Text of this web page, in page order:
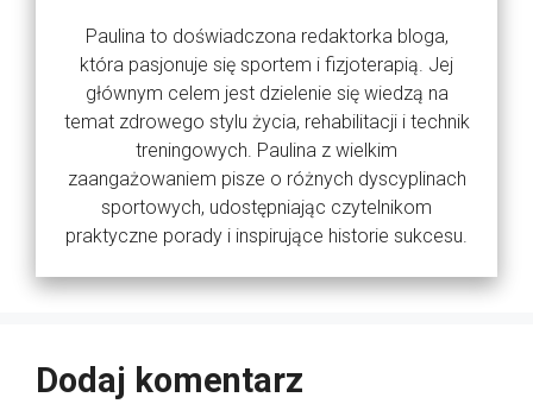
Paulina to doświadczona redaktorka bloga,
która pasjonuje się sportem i fizjoterapią. Jej
głównym celem jest dzielenie się wiedzą na
temat zdrowego stylu życia, rehabilitacji i technik
treningowych. Paulina z wielkim
zaangażowaniem pisze o różnych dyscyplinach
sportowych, udostępniając czytelnikom
praktyczne porady i inspirujące historie sukcesu.
Dodaj komentarz